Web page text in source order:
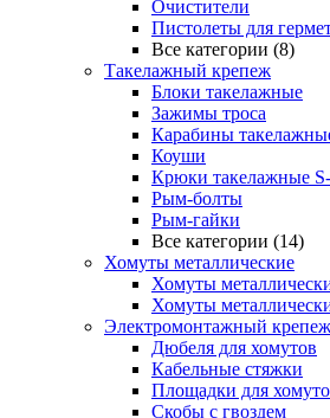
Очистители
Пистолеты для
Все категории (8)
Такелажный крепеж
Блоки такелажные
Зажимы троса
Карабины
Коуши
Крюки такелажные
Рым-болты
Рым-гайки
Все категории (14)
Хомуты металлические
Хомуты
Хомуты
Электромонтажный крепеж
Дюбеля для хомутов
Кабельные стяжки
Площадки для
Скобы с гвоздем